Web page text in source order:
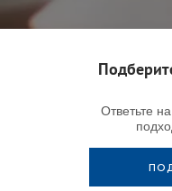
Ответьте